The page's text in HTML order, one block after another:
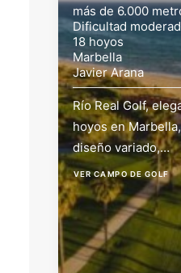
más de 6.000
Dificultad
18 hoyos
Marbella
Javier Arana
Río Real Golf,
hoyos en
diseño variado,…
VER CAMPO DE GOLF